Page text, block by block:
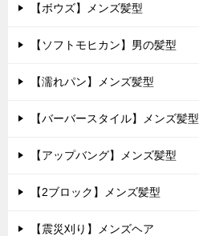
【ボウズ】メンズ髪型
【ソフトモヒカン】男の髪型
【濡れパン】メンズ髪型
【バーバースタイル】メンズ髪型
【アップバング】メンズ髪型
【2ブロック】メンズ髪型
【震災刈り】メンズヘア